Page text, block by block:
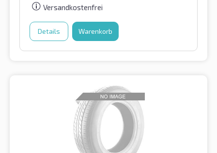
Versandkostenfrei
Details Warenkorb